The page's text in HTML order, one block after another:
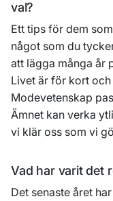
val?
Ett tips för dem
något som du
att lägga många år
Livet är för kort
Modevetenskap
Ämnet kan verka
vi klär oss som vi
Vad har varit det
Det senaste året